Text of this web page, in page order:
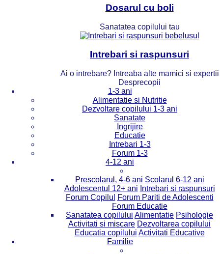
Dosarul cu boli
Sanatatea copilului tau
Intrebari si raspunsuri
Ai o intrebare? Intreaba alte mamici si expertii
Desprecopii
1-3 ani
Alimentatie si Nutritie
Dezvoltare copilului 1-3 ani
Sanatate
Ingrijire
Educatie
Intrebari 1-3
Forum 1-3
4-12 ani
Prescolarul, 4-6 ani Scolarul 6-12 ani
Adolescentul 12+ ani Intrebari si raspunsuri
Forum Copilul
Forum Pariti de Adolescenti
Forum Educatie
Sanatatea copilului Alimentatie Psihologie
Activitati si miscare Dezvoltarea copilului
Educatia copilului Activitati Educative
Familie